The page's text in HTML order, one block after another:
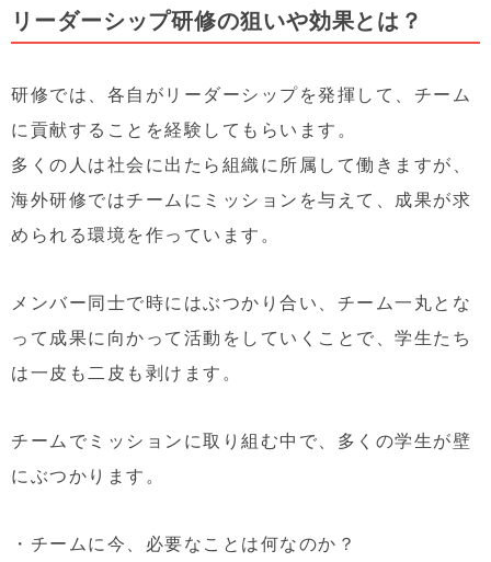
リーダーシップ研修の狙いや効果とは？
研修では、各自がリーダーシップを発揮して、チーム
に貢献することを経験してもらいます。
多くの人は社会に出たら組織に所属して働きますが、
海外研修ではチームにミッションを与えて、成果が求
められる環境を作っています。
メンバー同士で時にはぶつかり合い、チーム一丸とな
って成果に向かって活動をしていくことで、学生たち
は一皮も二皮も剥けます。
チームでミッションに取り組む中で、多くの学生が壁
にぶつかります。
・チームに今、必要なことは何なのか？